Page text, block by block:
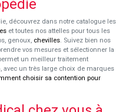
découvrez dans notre catalogue les
et toutes nos attelles pour tous les
genoux, chevilles. Suivez bien nos
vos mesures et sélectionner la
un meilleur traitement
avec un très large choix de marques
choisir sa contention pour